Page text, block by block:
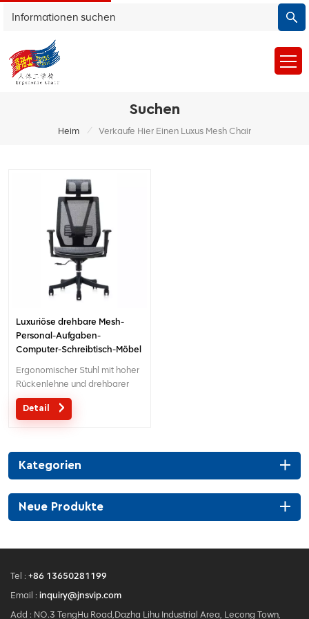
Suchen
Heim / Verkaufe Hier Einen Luxus Mesh Chair
Luxuriöse drehbare Mesh-
Personal-Aufgaben-
Computer-Schreibtisch-Möbel
Bürostühle zu verkaufen
Ergonomischer Stuhl mit hoher
Rückenlehne und drehbarer
3D-
Kopfstütze.Multifunktionsstuhl
Detail
Kategorien
Neue Produkte
Tel : +86 13650281199
Email : inquiry@jnsvip.com
Add : NO.3 TengHu Road,Dazha Lihu Industrial Area, Lecong Town,